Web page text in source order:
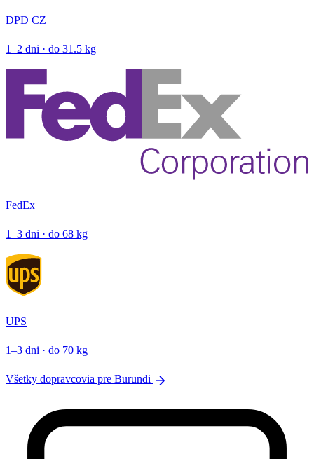
DPD CZ
1–2 dni · do 31.5 kg
FedEx
1–3 dni · do 68 kg
UPS
1–3 dni · do 70 kg
Všetky dopravcovia pre Burundi arrow_forward